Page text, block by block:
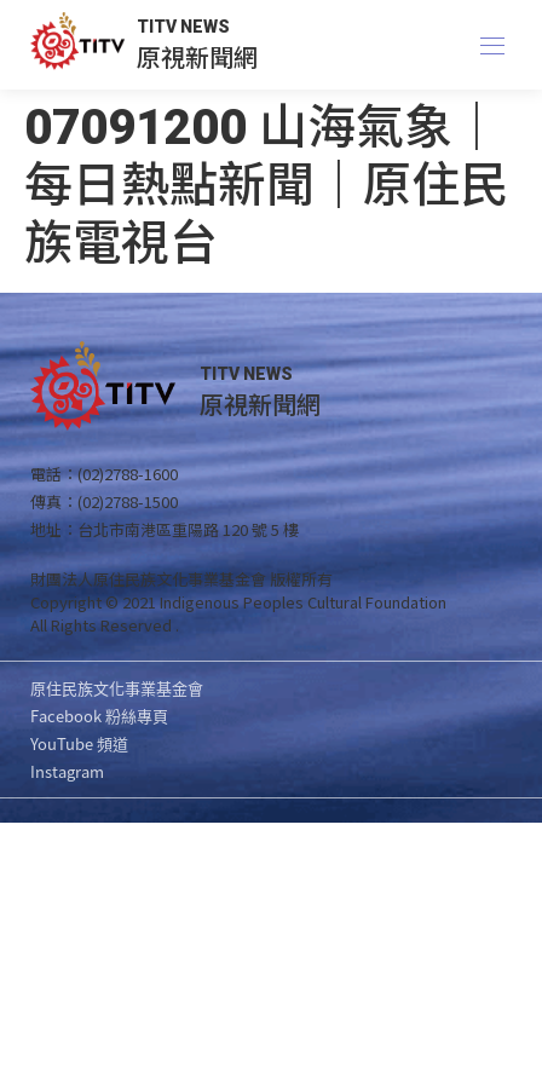
TITV NEWS
原視新聞網
07091200 山海氣象｜
每日熱點新聞｜原住民
族電視台
TITV NEWS
原視新聞網
電話：(02)2788-1600
傳真：(02)2788-1500
地址：台北市南港區重陽路 120 號 5 樓
財團法人原住民族文化事業基金會 版權所有
Copyright © 2021 Indigenous Peoples Cultural Foundation
All Rights Reserved .
原住民族文化事業基金會
Facebook 粉絲專頁
YouTube 頻道
Instagram